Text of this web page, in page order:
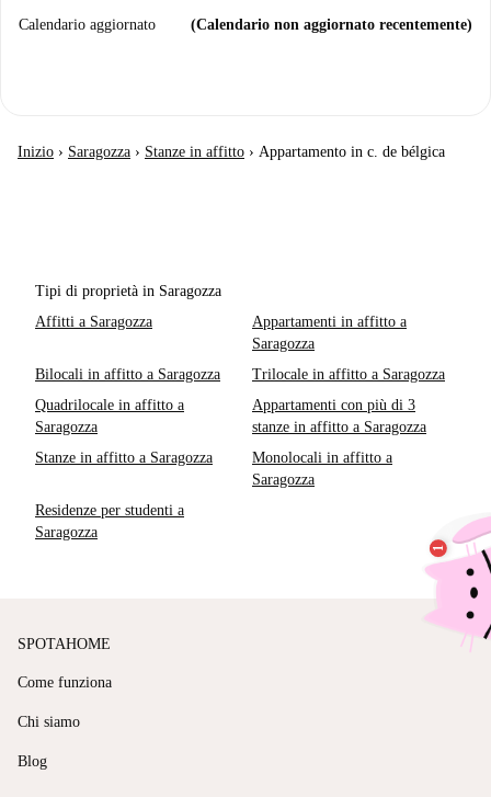
Calendario aggiornato (Calendario non aggiornato recentemente)
Inizio › Saragozza › Stanze in affitto › Appartamento in c. de bélgica
Tipi di proprietà in Saragozza
Affitti a Saragozza
Appartamenti in affitto a
Saragozza
Bilocali in affitto a Saragozza
Trilocale in affitto a Saragozza
Quadrilocale in affitto a
Saragozza
Appartamenti con più di 3
stanze in affitto a Saragozza
Stanze in affitto a Saragozza
Monolocali in affitto a
Saragozza
Residenze per studenti a
Saragozza
SPOTAHOME
Come funziona
Chi siamo
Blog